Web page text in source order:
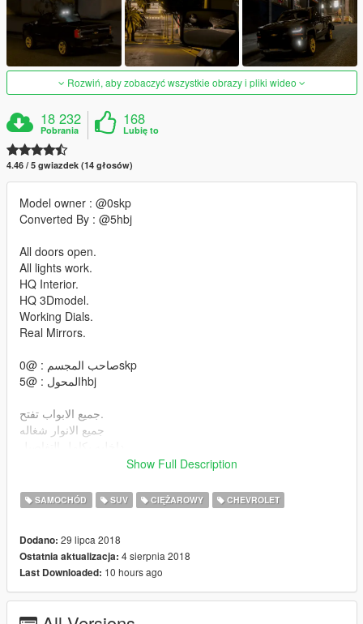
Rozwiń, aby zobaczyć wszystkie obrazy i pliki wideo
18 232
Pobrania
168
Lubię to
4.46 / 5 gwiazdek (14 głosów)
Model owner : @0skp
Converted By : @5hbj
All doors open.
All lights work.
HQ Interior.
HQ 3Dmodel.
Working Dials.
Real Mirrors.
صاحب المجسم : @0skp
المحول : @5hbj
جميع الابواب تفتح.
جميع الانوار شغاله
مرايات واقعيه
لمبة حوض
install :
\mods\update\x64\dlcpacks\patchday1ng\dlc.rpf\x64\levels\gta5
\vehicles.rpf
Show Full Description
SAMOCHÓD SUV CIĘŻAROWY CHEVROLET
Dodano: 29 lipca 2018
Ostatnia aktualizacja: 4 sierpnia 2018
Last Downloaded: 10 hours ago